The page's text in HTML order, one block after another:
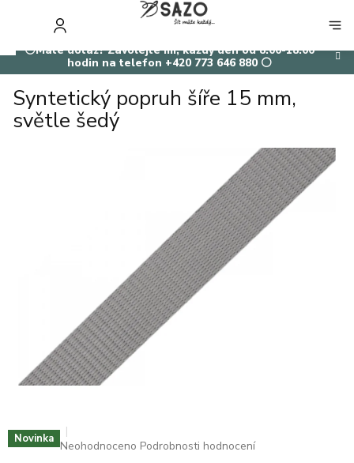
⚪Máte dotaz? Zavolejte mi, každý den od 8:00-18:00
hodin na telefon +420 773 646 880 ⚪
KOŠÍK
Syntetický popruh šíře 15 mm,
světle šedý
Novinka Průměrné
Neohodnoceno Podrobnosti hodnocení